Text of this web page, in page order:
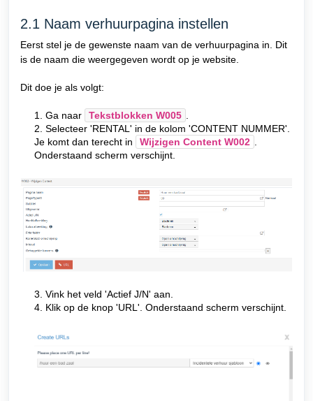
2.1 Naam verhuurpagina instellen
Eerst stel je de gewenste naam van de verhuurpagina in. Dit
is de naam die weergegeven wordt op je website.
Dit doe je als volgt:
1. Ga naar Tekstblokken W005
2. Selecteer 'RENTAL' in de kolom 'CONTENT NUMMER'.
Je komt dan terecht in
Wijzigen Content W002
Onderstaand scherm verschijnt.
3. Vink het veld 'Actief J/N' aan.
4. Klik op de knop 'URL'. Onderstaand scherm verschijnt.